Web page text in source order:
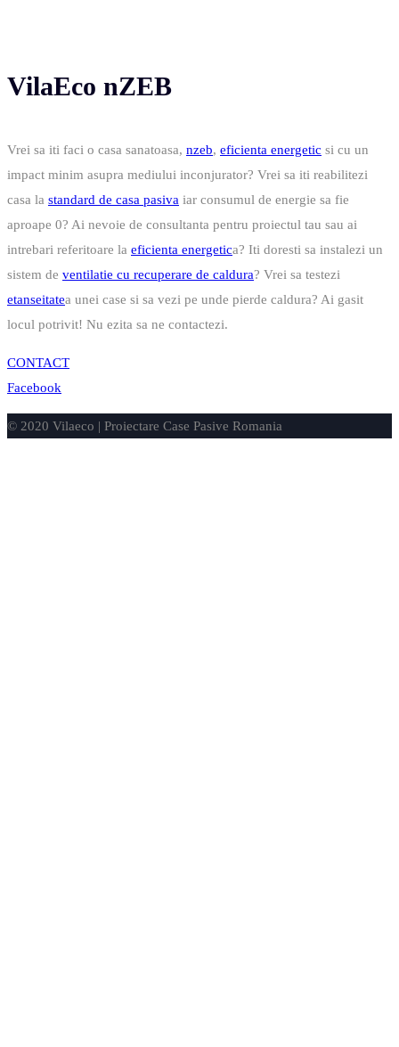
VilaEco nZEB
Vrei sa iti faci o casa sanatoasa, nzeb, eficienta energetic si cu un
impact minim asupra mediului inconjurator? Vrei sa iti reabilitezi
casa la standard de casa pasiva iar consumul de energie sa fie
aproape 0? Ai nevoie de consultanta pentru proiectul tau sau ai
intrebari referitoare la eficienta energetica? Iti doresti sa instalezi un
sistem de ventilatie cu recuperare de caldura? Vrei sa testezi
etanseitatea unei case si sa vezi pe unde pierde caldura? Ai gasit
locul potrivit! Nu ezita sa ne contactezi.
CONTACT
Facebook
© 2020 Vilaeco | Proiectare Case Pasive Romania